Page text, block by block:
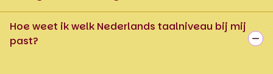
Hoe weet ik welk Nederlands taalniveau bij mij
past?